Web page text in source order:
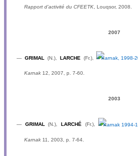
Rapport d’activité du CFEETK , Louqsor, 2008.
2007
— GRIMAL (N.), LARCHE (Fr.),
Karnak 12, 2007, p. 7-60.
2003
— GRIMAL(N.), LARCHÉ(Fr.),
Karnak 11, 2003, p. 7-64.